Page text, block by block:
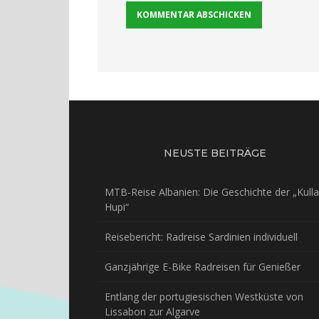
NEUSTE BEITRÄGE
MTB-Reise Albanien: Die Geschichte der „Kulla
Hupi“
Reisebericht: Radreise Sardinien individuell
Ganzjährige E-Bike Radreisen für Genießer
Entlang der portugiesischen Westküste von
Lissabon zur Algarve